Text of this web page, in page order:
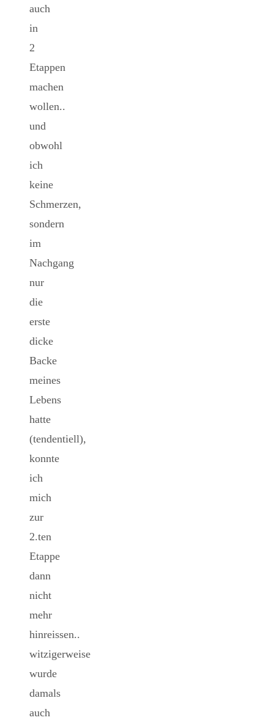
auch
in
2
Etappen
machen
wollen..
und
obwohl
ich
keine
Schmerzen,
sondern
im
Nachgang
nur
die
erste
dicke
Backe
meines
Lebens
hatte
(tendentiell),
konnte
ich
mich
zur
2.ten
Etappe
dann
nicht
mehr
hinreissen..
witzigerweise
wurde
damals
auch